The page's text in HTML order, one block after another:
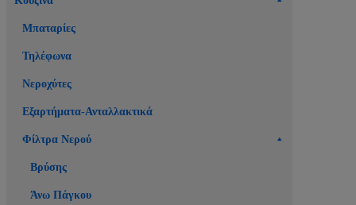
Μπαταρίες
Τηλέφωνα
Νεροχύτες
Εξαρτήματα-Ανταλλακτικά
Φίλτρα Νερού
Βρύσης
Άνω Πάγκου